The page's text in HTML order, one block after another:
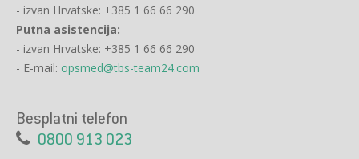
- izvan Hrvatske: +385 1 66 66 290
Putna asistencija:
- izvan Hrvatske: +385 1 66 66 290
- E-mail: opsmed@tbs-team24.com
Besplatni telefon
0800 913 023